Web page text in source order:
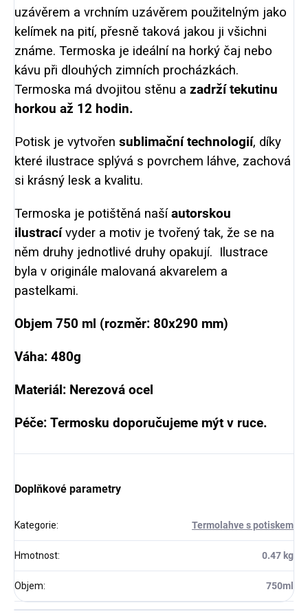
uzávěrem a vrchním uzávěrem použitelným jako
kelímek na pití, přesně taková jakou ji všichni
známe. Termoska je ideální na horký čaj nebo
kávu při dlouhých zimních procházkách.
Termoska má dvojitou stěnu a zadrží tekutinu
horkou až 12 hodin.
Potisk je vytvořen sublimační technologií, díky
které ilustrace splývá s povrchem láhve, zachová
si krásný lesk a kvalitu.
Termoska je potištěná našíautorskou
ilustracívyder a motiv je tvořený tak, že se na
něm druhy jednotlivé druhy opakují. Ilustrace
byla v originále malovaná akvarelem a
pastelkami.
Objem 750 ml (rozměr: 80x290 mm)
Váha: 480g
Materiál: Nerezová ocel
Péče: Termosku doporučujeme mýt v ruce.
Doplňkové parametry
Kategorie: Termolahve s potiskem
Hmotnost: 0.47 kg
Objem: 750ml